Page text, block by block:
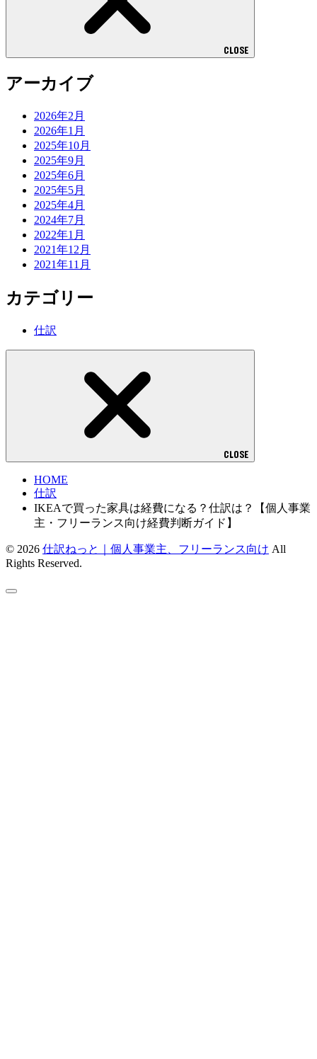
CLOSE
アーカイブ
2026年2月
2026年1月
2025年10月
2025年9月
2025年6月
2025年5月
2025年4月
2024年7月
2022年1月
2021年12月
2021年11月
カテゴリー
仕訳
CLOSE
HOME
仕訳
IKEAで買った家具は経費になる？仕訳は？【個人事業
主・フリーランス向け経費判断ガイド】
© 2026 仕訳ねっと｜個人事業主、フリーランス向け All
Rights Reserved.